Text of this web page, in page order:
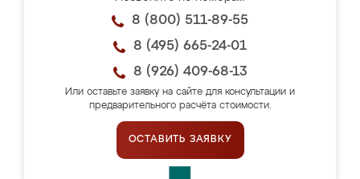
8 (800) 511-89-55
8 (495) 665-24-01
8 (926) 409-68-13
Или оставьте заявку на сайте для консультации и
предварительного расчёта стоимости.
ОСТАВИТЬ ЗАЯВКУ